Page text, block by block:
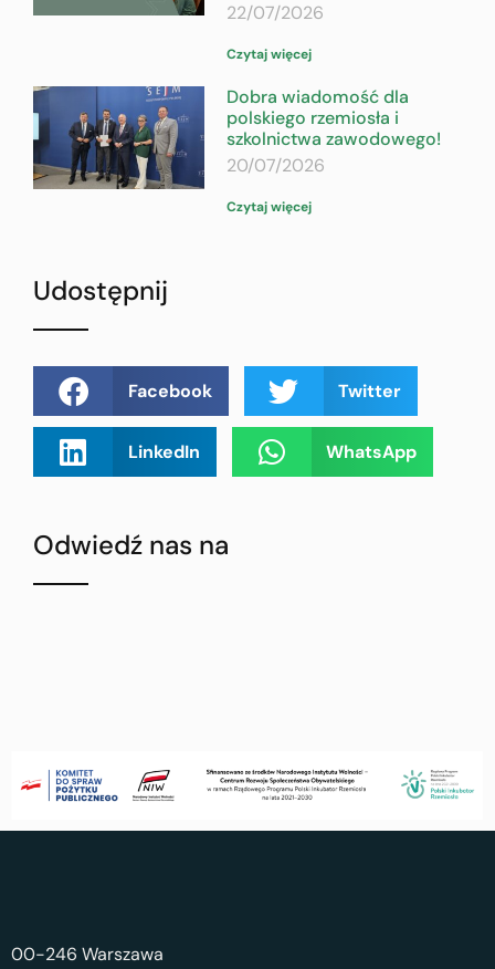
22/07/2026
Czytaj więcej
Dobra wiadomość dla
polskiego rzemiosła i
szkolnictwa zawodowego!
20/07/2026
Czytaj więcej
Udostępnij
Facebook Twitter
LinkedIn WhatsApp
Odwiedź nas na
00-246 Warszawa